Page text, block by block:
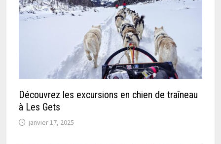
Découvrez les excursions en chien de traîneau
à Les Gets
janvier 17, 2025